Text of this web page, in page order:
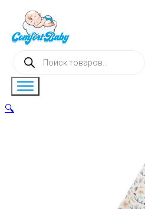
Поиск
товаров
🔍